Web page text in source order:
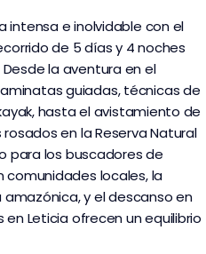
intensa e inolvidable con el
de 5 días y 4 noches
la aventura en el
guiadas, técnicas de
hasta el avistamiento de
en la Reserva Natural
para los buscadores de
comunidades locales, la
y el descanso en
Leticia ofrecen un equilibrio